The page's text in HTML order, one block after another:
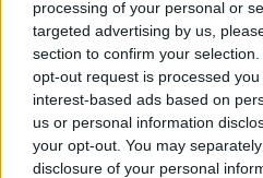
processing of your personal or
targeted advertising by us,
section to confirm your
opt-out request is processed
interest-based ads based on
us or personal information
your opt-out. You may
disclosure of your personal